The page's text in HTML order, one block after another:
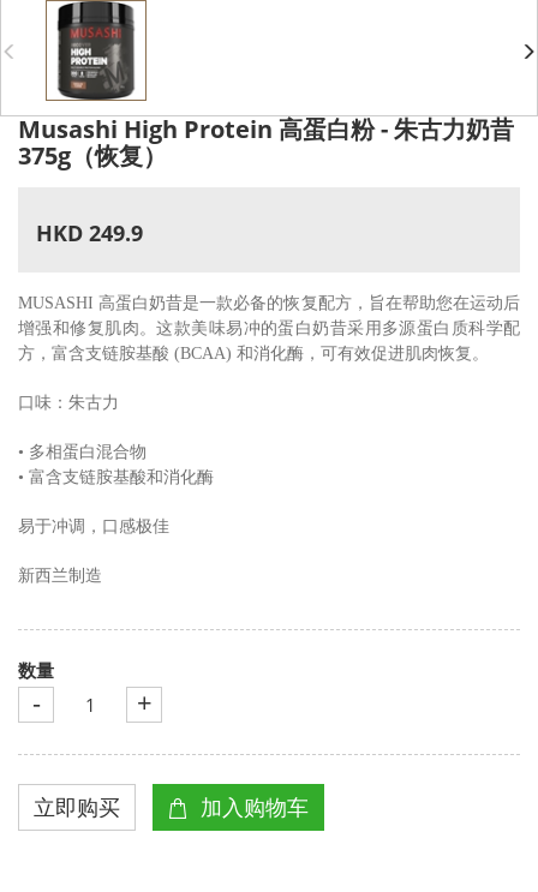
Musashi High Protein 高蛋白粉 - 朱古力奶昔
375g（恢复）
HKD 249.9
MUSASHI 高蛋白奶昔是一款必备的恢复配方，旨在帮助您在运动后
增强和修复肌肉。这款美味易冲的蛋白奶昔采用多源蛋白质科学配
方，富含支链胺基酸 (BCAA) 和消化酶，可有效促进肌肉恢复。
口味：朱古力
• 多相蛋白混合物
• 富含支链胺基酸和消化酶
易于冲调，口感极佳
新西兰制造
数量
- +